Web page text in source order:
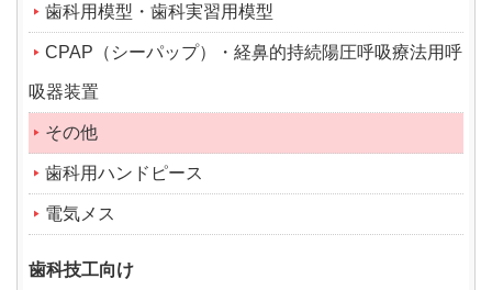
歯科用模型・歯科実習用模型
CPAP（シーパップ）・経鼻的持続陽圧呼吸療法用呼
吸器装置
その他
歯科用ハンドピース
電気メス
歯科技工向け